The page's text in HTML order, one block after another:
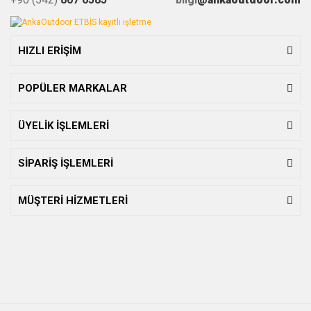
HIZLI ERİŞİM
POPÜLER MARKALAR
ÜYELİK İŞLEMLERİ
SİPARİŞ İŞLEMLERİ
MÜŞTERİ HİZMETLERİ